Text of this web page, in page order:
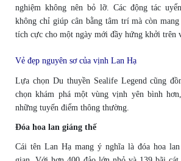
nghiệm không nên bỏ lỡ. Các động tác
không chỉ giúp cân bằng tâm trí mà còn
tích cực cho một ngày mới đầy hứng khởi trên
Vẻ đẹp nguyên sơ của vịnh Lan Hạ
Lựa chọn Du thuyền Sealife Legend cũng
chọn khám phá một vùng vịnh yên bình
những tuyến điểm thông thường.
Đóa hoa lan giáng thế
Cái tên Lan Hạ mang ý nghĩa là đóa hoa